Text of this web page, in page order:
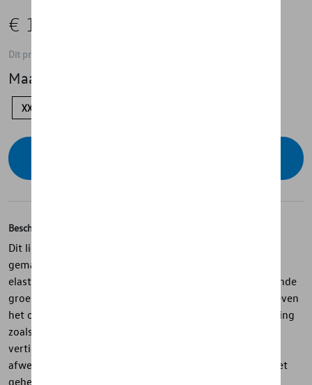
€ 115,00
Dit product is momenteel niet op stock
Maat
XXL
Beschrijving
Dit lichtgewicht sportjas uit de California-collectie is
gemaakt van een comfortabele mix van polyester en
elastaan en biedt een soepele, sportieve fit. Contrasterende
groene accenten aan capuchon, manchetten en zoom geven
het ontwerp een frisse uitstraling, terwijl subtiele branding
zoals het ton-sur-ton California-logo op de mouw en de
verticale print op de borst zorgen voor een verfijnde
afwerking. De ritssluiting met siliconen trekker maakt het
geheel functioneel en modern, geïnspireerd op de